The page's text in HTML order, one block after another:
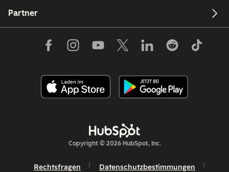
Partner
Copyright © 2026 HubSpot, Inc.
Rechtsfragen Datenschutzbestimmungen